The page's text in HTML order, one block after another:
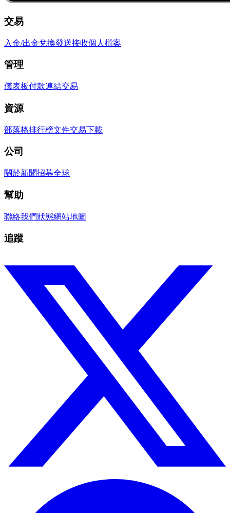
交易
入金/出金兌換發送接收個人檔案
管理
儀表板付款連結交易
資源
部落格排行榜文件交易下載
公司
關於新聞招募全球
幫助
聯絡我們狀態網站地圖
追蹤